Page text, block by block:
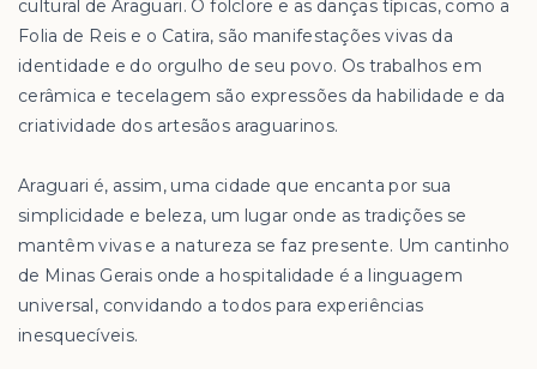
cultural de Araguari. O folclore e as danças típicas, como a
Folia de Reis e o Catira, são manifestações vivas da
identidade e do orgulho de seu povo. Os trabalhos em
cerâmica e tecelagem são expressões da habilidade e da
criatividade dos artesãos araguarinos.
Araguari é, assim, uma cidade que encanta por sua
simplicidade e beleza, um lugar onde as tradições se
mantêm vivas e a natureza se faz presente. Um cantinho
de Minas Gerais onde a hospitalidade é a linguagem
universal, convidando a todos para experiências
inesquecíveis.